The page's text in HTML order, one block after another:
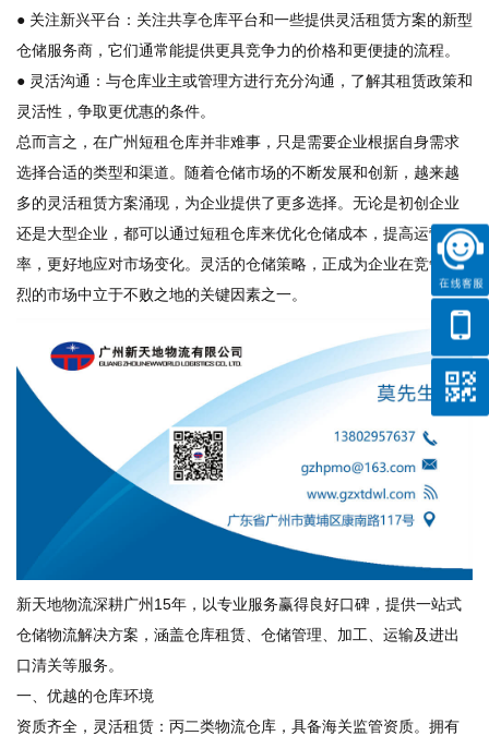
● 关注新兴平台：关注共享仓库平台和一些提供灵活租赁方案的新型
仓储服务商，它们通常能提供更具竞争力的价格和更便捷的流程。
● 灵活沟通：与仓库业主或管理方进行充分沟通，了解其租赁政策和
灵活性，争取更优惠的条件。
总而言之，在广州短租仓库并非难事，只是需要企业根据自身需求
选择合适的类型和渠道。随着仓储市场的不断发展和创新，越来越
多的灵活租赁方案涌现，为企业提供了更多选择。无论是初创企业
还是大型企业，都可以通过短租仓库来优化仓储成本，提高运营效
率，更好地应对市场变化。灵活的仓储策略，正成为企业在竞争激
烈的市场中立于不败之地的关键因素之一。
新天地物流深耕广州15年，以专业服务赢得良好口碑，提供一站式
仓储物流解决方案，涵盖仓库租赁、仓储管理、加工、运输及进出
口清关等服务。
一、优越的仓库环境
资质齐全，灵活租赁：丙二类物流仓库，具备海关监管资质。拥有